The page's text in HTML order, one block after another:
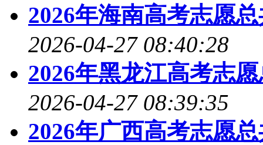
2026年海南高考志愿
2026-04-27 08:40:28
2026年黑龙江高考志
2026-04-27 08:39:35
2026年广西高考志愿